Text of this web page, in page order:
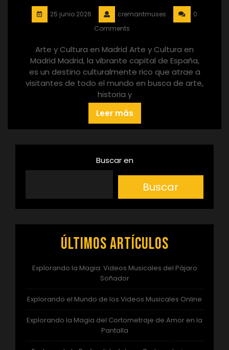
25 junio 2026 cremantmuses
0
Comments
Arte y Cultura en Madrid Arte y Cultura en
Madrid Madrid, la vibrante capital de España,
es un destino culturalmente rico que atrae a
visitantes de todo el mundo en busca de arte,
historia y
Leer más
Buscar en
Buscar
Últimos artículos
Explorando la Magia: Videos Musicales del Pájaro
Soñador
Explorando el Mundo de los Videos Musicales Online
Explorando la Magia del Cortometraje de Amor en la
Pantalla